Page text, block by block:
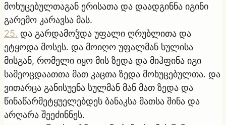
მოხუცებულთაგან ერისათა და დაადგინნა იგინი
გარემო კარავსა მას.
25. და გარდამოჴდა უფალი ღრუბლითა და
ეტყოდა მოსეს. და მოიღო უფალმან სულისა
მისგან, რომელი იყო მის ზედა და მიჰფინა იგი
სამეოცდაათთა მათ კაცთა ზედა მოხუცებულთა. და
ვითარცა განისუენა სულმან მან მათ ზედა და
წინაწარმეტყუელებდეს ბანაკსა მათსა შინა და
არღარა შეეძინნეს.